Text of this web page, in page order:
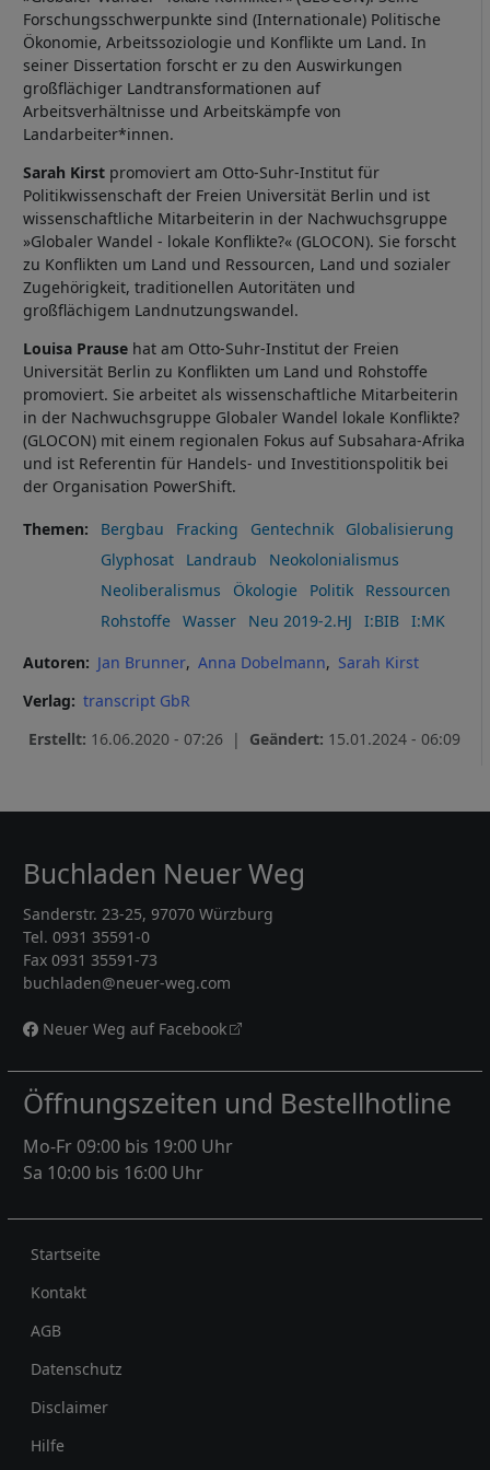
Forschungsschwerpunkte sind (Internationale) Politische
Ökonomie, Arbeitssoziologie und Konflikte um Land. In
seiner Dissertation forscht er zu den Auswirkungen
großflächiger Landtransformationen auf
Arbeitsverhältnisse und Arbeitskämpfe von
Landarbeiter*innen.
Sarah Kirst promoviert am Otto-Suhr-Institut für
Politikwissenschaft der Freien Universität Berlin und ist
wissenschaftliche Mitarbeiterin in der Nachwuchsgruppe
»Globaler Wandel - lokale Konflikte?« (GLOCON). Sie forscht
zu Konflikten um Land und Ressourcen, Land und sozialer
Zugehörigkeit, traditionellen Autoritäten und
großflächigem Landnutzungswandel.
Louisa Prause hat am Otto-Suhr-Institut der Freien
Universität Berlin zu Konflikten um Land und Rohstoffe
promoviert. Sie arbeitet als wissenschaftliche Mitarbeiterin
in der Nachwuchsgruppe Globaler Wandel lokale Konflikte?
(GLOCON) mit einem regionalen Fokus auf Subsahara-Afrika
und ist Referentin für Handels- und Investitionspolitik bei
der Organisation PowerShift.
Themen Bergbau Fracking Gentechnik
Globalisierung
Glyphosat
Landraub
Neokolonialismus
Neoliberalismus
Ökologie Politik
Ressourcen
Rohstoffe
Wasser Neu 2019-2.HJ I:BIB I:MK
Autoren Jan Brunner Anna Dobelmann
Sarah Kirst
Verlag
transcript GbR
Erstellt: 16.06.2020 - 07:26 | Geändert: 15.01.2024 - 06:09
Buchladen Neuer Weg
Sanderstr. 23-25, 97070 Würzburg
Tel. 0931 35591-0
Fax 0931 35591-73
buchladen@neuer-weg.com
Neuer Weg auf Facebook
Öffnungszeiten und Bestellhotline
Mo-Fr 09:00 bis 19:00 Uhr
Sa 10:00 bis 16:00 Uhr
Rechtliches
Startseite
Kontakt
AGB
Datenschutz
Disclaimer
Hilfe